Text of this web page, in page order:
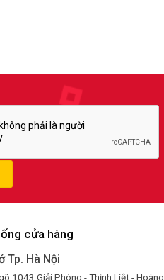
cửa hàng
Tp. Hà Nội
1043 Giải Phóng - Thịnh Liệt - Hoàng